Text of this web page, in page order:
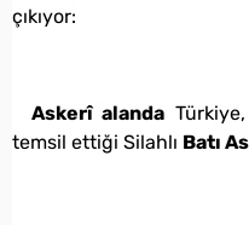
çıkıyor:
Askerî alanda
temsil ettiği Silahlı Batı